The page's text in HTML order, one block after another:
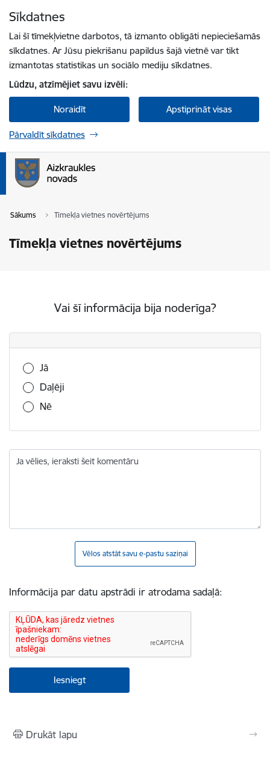
Sīkdatnes
Lai šī tīmekļvietne darbotos, tā izmanto obligāti nepieciešamās
sīkdatnes. Ar Jūsu piekrišanu papildus šajā vietnē var tikt
izmantotas statistikas un sociālo mediju sīkdatnes.
Lūdzu, atzīmējiet savu izvēli:
Noraidīt Apstiprināt visas
Pārvaldīt sīkdatnes
Sākums Tīmekļa vietnes novērtējums
Tīmekļa vietnes novērtējums
Vai šī informācija bija noderīga?
Vai šī informācija bija noderīga?
Jā
Daļēji
Nē
Ja vēlies, ieraksti šeit komentāru
Vēlos atstāt savu e-pastu saziņai
Informācija par datu apstrādi ir atrodama sadaļā:
Drukāt lapu